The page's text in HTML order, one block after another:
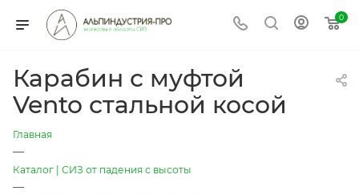
0
Карабин с муфтой
Vento стальной косой
Главная
—
Каталог | СИЗ от падения с высоты
—